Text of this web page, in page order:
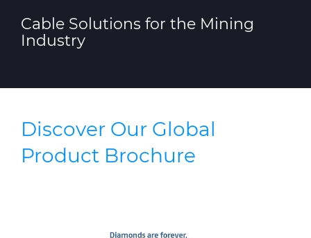
Cable Solutions for the Mining
Industry
Discover Our Global
Product Brochure